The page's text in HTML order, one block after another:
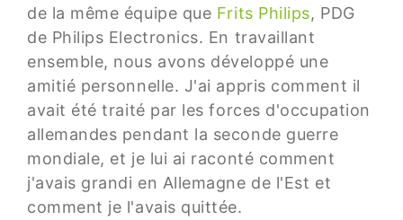
de la même équipe que Frits Philips, PDG
de Philips Electronics. En travaillant
ensemble, nous avons développé une
amitié personnelle. J'ai appris comment il
avait été traité par les forces d'occupation
allemandes pendant la seconde guerre
mondiale, et je lui ai raconté comment
j'avais grandi en Allemagne de l'Est et
comment je l'avais quittée.